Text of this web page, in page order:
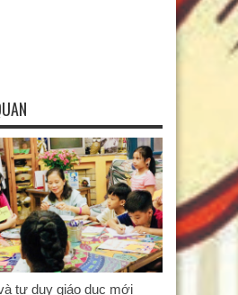
tư duy giáo dục mới